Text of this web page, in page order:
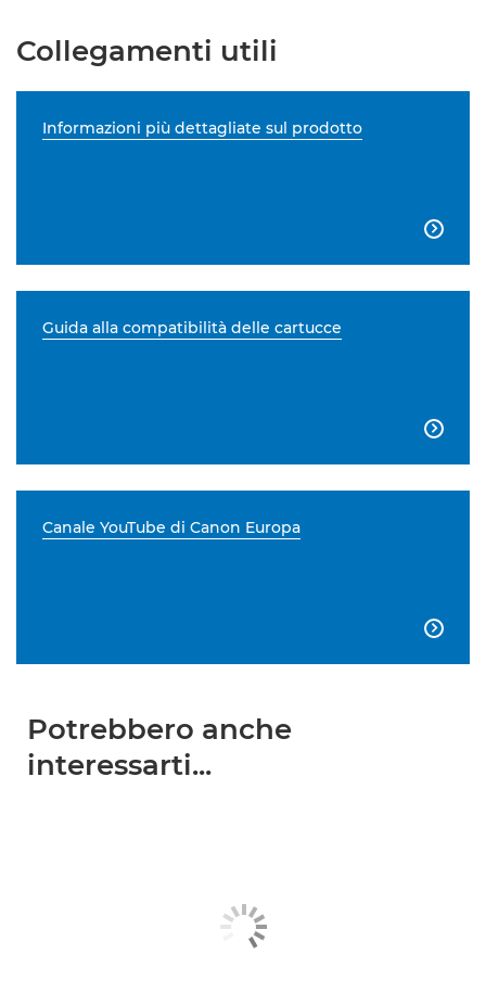
Collegamenti utili
Informazioni più dettagliate sul prodotto

Guida alla compatibilità delle cartucce

Canale YouTube di Canon Europa

Potrebbero anche
interessarti...